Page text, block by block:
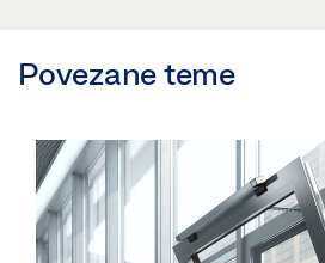
Povezane teme